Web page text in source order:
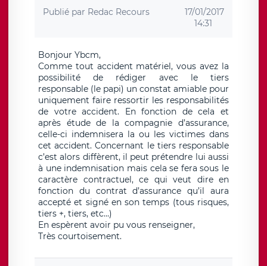
Publié par Redac Recours
17/01/2017
14:31
Bonjour Ybcm,
Comme tout accident matériel, vous avez la
possibilité de rédiger avec le tiers
responsable (le papi) un constat amiable pour
uniquement faire ressortir les responsabilités
de votre accident. En fonction de cela et
après étude de la compagnie d’assurance,
celle-ci indemnisera la ou les victimes dans
cet accident. Concernant le tiers responsable
c’est alors diffèrent, il peut prétendre lui aussi
à une indemnisation mais cela se fera sous le
caractère contractuel, ce qui veut dire en
fonction du contrat d’assurance qu’il aura
accepté et signé en son temps (tous risques,
tiers +, tiers, etc…)
En espèrent avoir pu vous renseigner,
Très courtoisement.